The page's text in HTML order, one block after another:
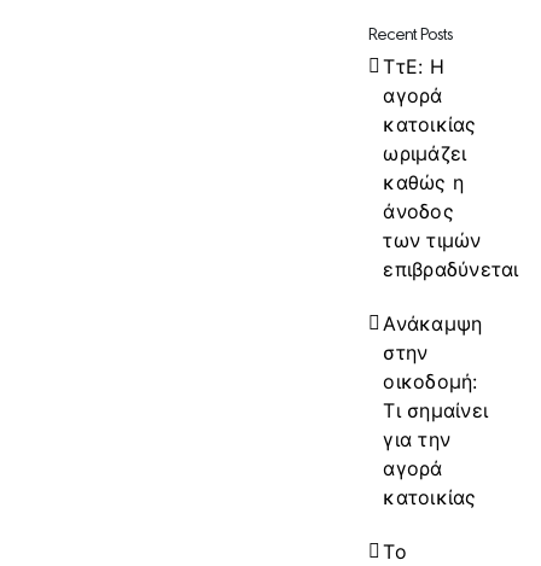
Recent Posts
ΤτΕ: Η
αγορά
κατοικίας
ωριμάζει
καθώς η
άνοδος
των τιμών
επιβραδύνεται
Ανάκαμψη
στην
οικοδομή:
Τι σημαίνει
για την
αγορά
κατοικίας
Το